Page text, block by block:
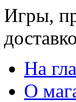
Игры,
На
О